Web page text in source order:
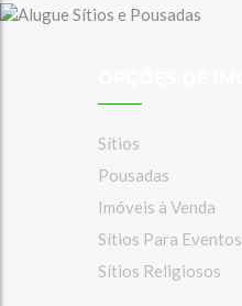
Sítios
Pousadas
Imóveis à Venda
Sítios Para Eventos
Sítios Religiosos